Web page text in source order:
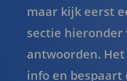
maar kijk eerst
sectie hieronder
antwoorden.
info en bespaart